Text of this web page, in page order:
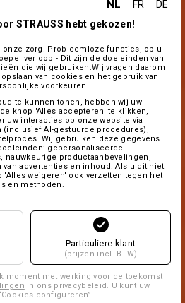
NL FR
DE
STRAUSS hebt gekozen!
onze zorg! Probleemloze functies, op u
verloop - Dit zijn de doeleinden van
die wij gebruiken.Wij vragen daarom
van cookies en het gebruik van
voorkeuren.
te kunnen tonen, hebben wij uw
knop 'Alles accepteren' te klikken,
uw interacties op onze website via
AI-gestuurde procedures),
Wij gebruiken deze gegevens
gepersonaliseerde
nauwkeurige productaanbevelingen,
advertenties en inhoud. Als u dit niet
'Alles weigeren' ook verzetten tegen het
en methoden.
Particuliere klant
(prijzen incl. BTW)
moment met werking voor de toekomst
in ons privacybeleid. U kunt uw
configureren”.